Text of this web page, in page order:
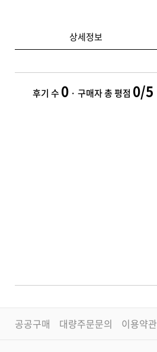
상세정보
후기 수 0 · 구매자 총 평점 0/5
공공구매 대량주문문의 이용약관